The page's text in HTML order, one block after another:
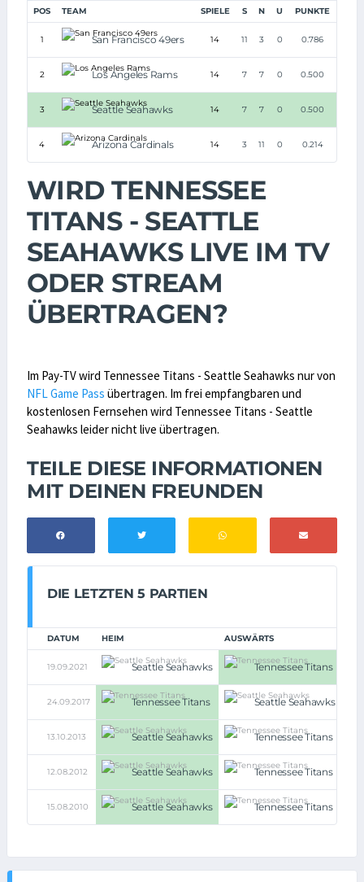
POS TEAM SPIELE S N U PUNKTE
1 San Francisco 49ers 14 11 3 0 0.786
2 Los Angeles Rams 14 7 7 0 0.500
3 Seattle Seahawks 14 7 7 0 0.500
4 Arizona Cardinals 14 3 11 0 0.214
WIRD TENNESSEE
TITANS - SEATTLE
SEAHAWKS LIVE IM TV
ODER STREAM
ÜBERTRAGEN?
Im Pay-TV wird Tennessee Titans - Seattle Seahawks nur von
NFL Game Pass übertragen. Im frei empfangbaren und
kostenlosen Fernsehen wird Tennessee Titans - Seattle
Seahawks leider nicht live übertragen.
TEILE DIESE INFORMATIONEN
MIT DEINEN FREUNDEN
DIE LETZTEN 5 PARTIEN
DATUM HEIM AUSWÄRTS
19.09.2021 Seattle Seahawks Tennessee Titans
24.09.2017 Tennessee Titans Seattle Seahawks
13.10.2013 Seattle Seahawks Tennessee Titans
12.08.2012 Seattle Seahawks Tennessee Titans
15.08.2010 Seattle Seahawks Tennessee Titans